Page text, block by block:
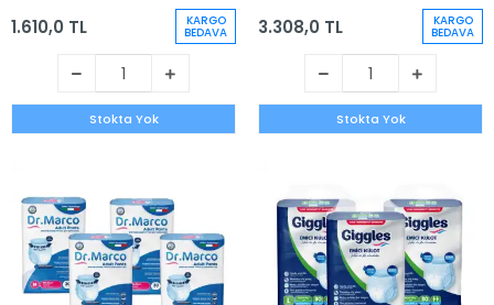
1.610,0 TL KARGO
BEDAVA
Stokta Yok
3.308,0 TL KARGO
BEDAVA
Stokta Yok